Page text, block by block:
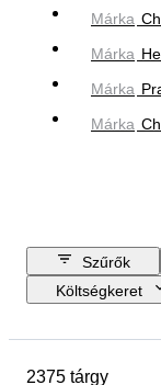
Márka
Márka
Márka
Márka
Szűrők
Költségkeret
Country of origin
2375 tárgy